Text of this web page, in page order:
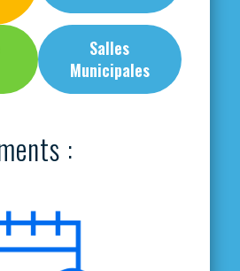
Salles
Municipales
: